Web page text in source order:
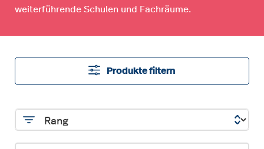
weiterführende Schulen und Fachräume.
Produkte filtern